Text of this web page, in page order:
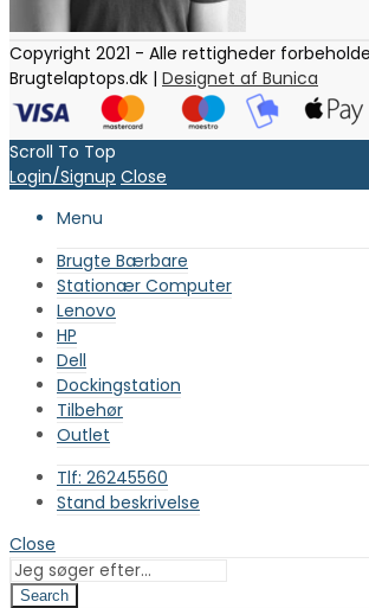
Copyright 2021 - Alle rettigheder
Brugtelaptops.dk | Designet af Bunica
Scroll To Top
Login/Signup Close
Menu
Brugte Bærbare
Stationær Computer
Lenovo
HP
Dell
Dockingstation
Tilbehør
Outlet
Tlf: 26245560
Stand beskrivelse
Close
Search